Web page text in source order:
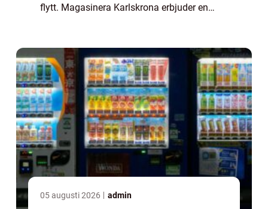
flytt. Magasinera Karlskrona erbjuder en
05 augusti 2026 admin